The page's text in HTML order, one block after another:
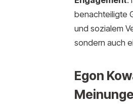
benachteiligte
und sozialem
sondern auch
Egon